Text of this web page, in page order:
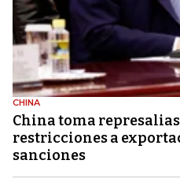
CHINA
China toma represalias
restricciones a
sanciones